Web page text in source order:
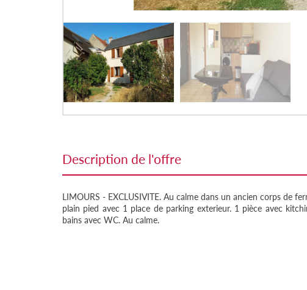
description de l'offre
LIMOURS - EXCLUSIVITE. Au calme dans un ancien corps de
plain pied avec 1 place de parking exterieur. 1 pièce avec
bains avec WC. Au calme.